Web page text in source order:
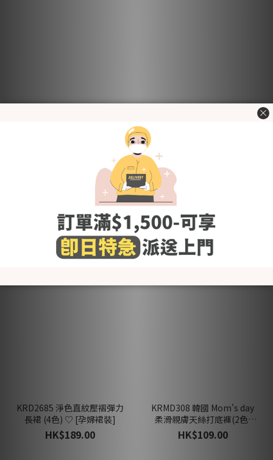
柔滑天絲低腰孕婦內褲 (1包
KRD2685 淨色直紋壓褶彈力
長裙 (4色) ♡ [孕婦裙裝]
HK$189.00
Best Seller
KRMD308 韓國 Mom's day
柔滑親膚天絲打底褲(2色)
[孕婦打底褲/內著]♡
HK$109.00